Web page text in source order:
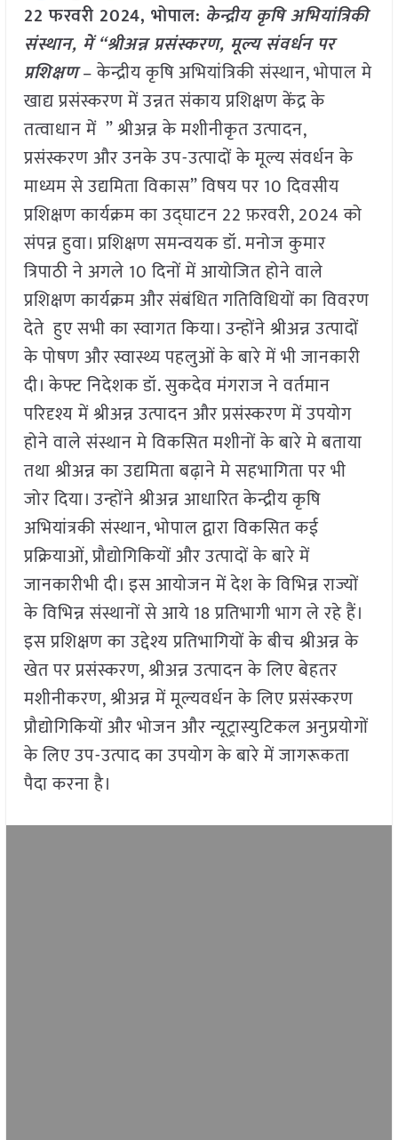
22 फरवरी 2024, भोपाल: केन्द्रीय कृषि अभियांत्रिकी
संस्थान, में “श्रीअन्न प्रसंस्करण, मूल्य संवर्धन पर
प्रशिक्षण– केन्द्रीय कृषि अभियांत्रिकी संस्थान, भोपाल मे
खाद्य प्रसंस्करण में उन्नत संकाय प्रशिक्षण केंद्र के
तत्वाधान में ” श्रीअन्न के मशीनीकृत उत्पादन,
प्रसंस्करण और उनके उप-उत्पादों के मूल्य संवर्धन के
माध्यम से उद्यमिता विकास” विषय पर 10 दिवसीय
प्रशिक्षण कार्यक्रम का उद्घाटन 22 फ़रवरी, 2024 को
संपन्न हुवा। प्रशिक्षण समन्वयक डॉ. मनोज कुमार
त्रिपाठी ने अगले 10 दिनों में आयोजित होने वाले
प्रशिक्षण कार्यक्रम और संबंधित गतिविधियों का विवरण
देते हुए सभी का स्वागत किया। उन्होंने श्रीअन्न उत्पादों
के पोषण और स्वास्थ्य पहलुओं के बारे में भी जानकारी
दी। केफ्ट निदेशक डॉ. सुकदेव मंगराज ने वर्तमान
परिदृश्य में श्रीअन्न उत्पादन और प्रसंस्करण में उपयोग
होने वाले संस्थान मे विकसित मशीनों के बारे मे बताया
तथा श्रीअन्न का उद्यमिता बढ़ाने मे सहभागिता पर भी
जोर दिया। उन्होंने श्रीअन्न आधारित केन्द्रीय कृषि
अभियांत्रकी संस्थान, भोपाल द्वारा विकसित कई
प्रक्रियाओं, प्रौद्योगिकियों और उत्पादों के बारे में
जानकारीभी दी। इस आयोजन में देश के विभिन्न राज्यों
के विभिन्न संस्थानों से आये 18 प्रतिभागी भाग ले रहे हैं।
इस प्रशिक्षण का उद्देश्य प्रतिभागियों के बीच श्रीअन्न के
खेत पर प्रसंस्करण, श्रीअन्न उत्पादन के लिए बेहतर
मशीनीकरण, श्रीअन्न में मूल्यवर्धन के लिए प्रसंस्करण
प्रौद्योगिकियों और भोजन और न्यूट्रास्युटिकल अनुप्रयोगों
के लिए उप-उत्पाद का उपयोग के बारे में जागरूकता
पैदा करना है।